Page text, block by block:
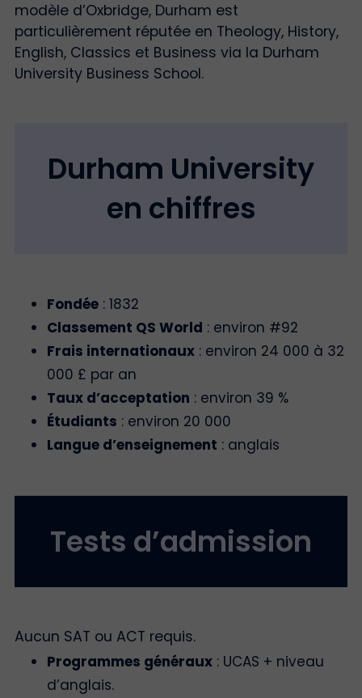
modèle d’Oxbridge, Durham est
particulièrement réputée en Theology, History,
English, Classics et Business via la Durham
University Business School.
Durham University
en chiffres
Fondée: 1832
Classement QS World : environ #92
Frais internationaux: environ 24 000 à 32
000 £ par an
Taux d’acceptation : environ 39 %
Étudiants : environ 20 000
Langue d’enseignement : anglais
Tests d’admission
Aucun SAT ou ACT requis.
Programmes généraux: UCAS + niveau
d’anglais.